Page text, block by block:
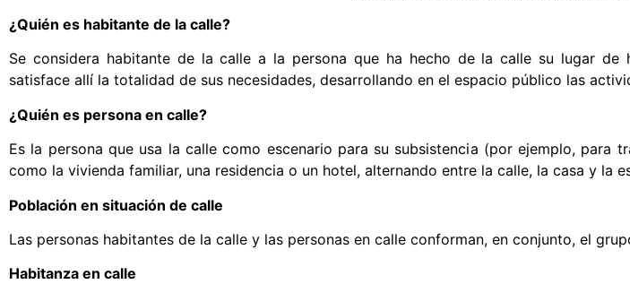
¿Quién es habitante de la calle?
Se considera habitante de la calle a la persona que ha hecho de la calle su lugar de
satisface allí la totalidad de sus necesidades, desarrollando en el espacio público las
¿Quién es persona en calle?
Es la persona que usa la calle como escenario para su subsistencia (por ejemplo, para
como la vivienda familiar, una residencia o un hotel, alternando entre la calle, la casa y la
Población en situación de calle
Las personas habitantes de la calle y las personas en calle conforman, en conjunto, el
Habitanza en calle